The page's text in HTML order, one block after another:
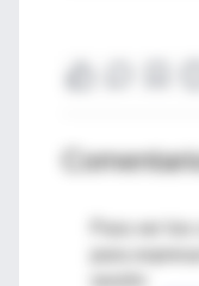
Para ver